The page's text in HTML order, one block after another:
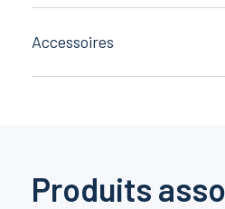
Accessoires
Produits